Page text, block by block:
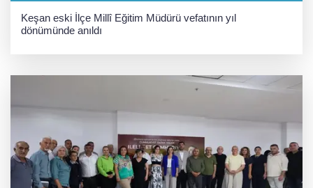
Keşan eski İlçe Millî Eğitim Müdürü vefatının yıl
dönümünde anıldı